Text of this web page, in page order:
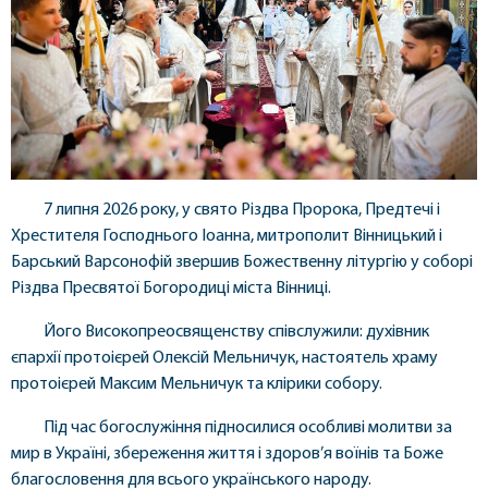
7 липня 2026 року, у свято Різдва Пророка, Предтечі і
Хрестителя Господнього Іоанна, митрополит Вінницький і
Барський Варсонофій звершив Божественну літургію у соборі
Різдва Пресвятої Богородиці міста Вінниці.
Його Високопреосвященству співслужили: духівник
єпархії протоієрей Олексій Мельничук, настоятель храму
протоієрей Максим Мельничук та клірики собору.
Під час богослужіння підносилися особливі молитви за
мир в Україні, збереження життя і здоров’я воїнів та Боже
благословення для всього українського народу.